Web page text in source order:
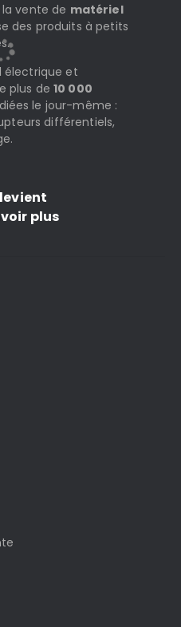
vente de matériel
des produits à petits
électrique et
plus de10 000
le jour-même :
différentiels,
plus